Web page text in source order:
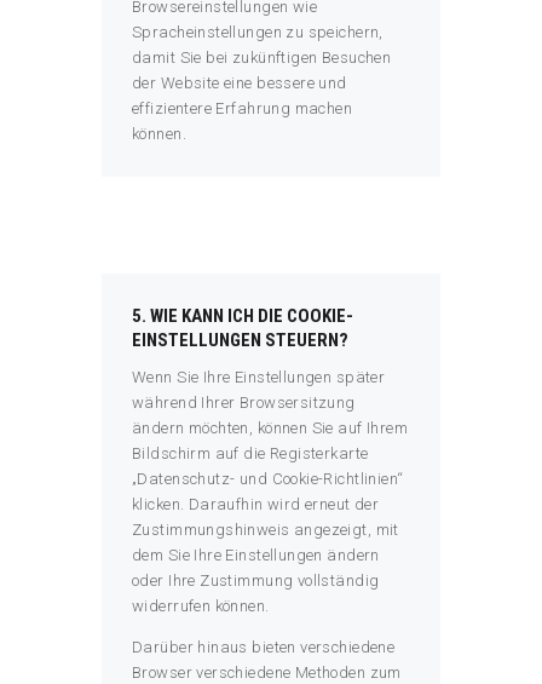
Browsereinstellungen wie
Spracheinstellungen zu speichern,
damit Sie bei zukünftigen Besuchen
der Website eine bessere und
effizientere Erfahrung machen
können.
5. WIE KANN ICH DIE COOKIE-
EINSTELLUNGEN STEUERN?
Wenn Sie Ihre Einstellungen später
während Ihrer Browsersitzung
ändern möchten, können Sie auf Ihrem
Bildschirm auf die Registerkarte
„Datenschutz- und Cookie-Richtlinien“
klicken. Daraufhin wird erneut der
Zustimmungshinweis angezeigt, mit
dem Sie Ihre Einstellungen ändern
oder Ihre Zustimmung vollständig
widerrufen können.
Darüber hinaus bieten verschiedene
Browser verschiedene Methoden zum